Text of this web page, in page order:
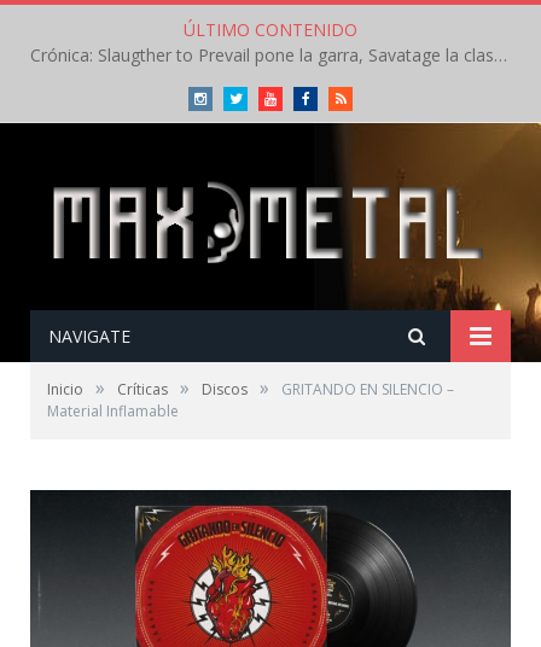
ÚLTIMO CONTENIDO
Crónica: Slaugther to Prevail pone la garra, Savatage la clase en la apertura del Leyendas del Rock – Miércoles – Agosto 2026
InstagramTwitterYoutubeFacebookRSS
NAVIGATE
Inicio » Críticas » Discos »
GRITANDO EN SILENCIO –
Material Inflamable